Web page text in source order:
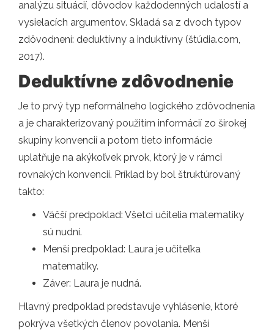
analýzu situácií, dôvodov každodenných udalostí a
vysielacích argumentov. Skladá sa z dvoch typov
zdôvodnení: deduktívny a induktívny (štúdia.com,
2017).
Deduktívne zdôvodnenie
Je to prvý typ neformálneho logického zdôvodnenia
a je charakterizovaný použitím informácií zo širokej
skupiny konvencií a potom tieto informácie
uplatňuje na akýkoľvek prvok, ktorý je v rámci
rovnakých konvencií. Príklad by bol štruktúrovaný
takto:
Väčší predpoklad: Všetci učitelia matematiky
sú nudní.
Menší predpoklad: Laura je učiteľka
matematiky.
Záver: Laura je nudná.
Hlavný predpoklad predstavuje vyhlásenie, ktoré
pokrýva všetkých členov povolania. Menší